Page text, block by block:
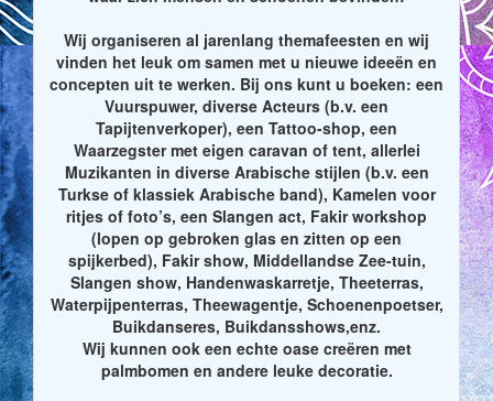
Wij organiseren al jarenlang themafeesten en wij
vinden het leuk om samen met u nieuwe ideeën en
concepten uit te werken. Bij ons kunt u boeken: een
Vuurspuwer, diverse Acteurs (b.v. een
Tapijtenverkoper), een Tattoo-shop, een
Waarzegster met eigen caravan of tent, allerlei
Muzikanten in diverse Arabische stijlen (b.v. een
Turkse of klassiek Arabische band), Kamelen voor
ritjes of foto’s, een Slangen act, Fakir workshop
(lopen op gebroken glas en zitten op een
spijkerbed), Fakir show, Middellandse Zee-tuin,
Slangen show, Handenwaskarretje, Theeterras,
Waterpijpenterras, Theewagentje, Schoenenpoetser,
Buikdanseres, Buikdansshows,enz.
Wij kunnen ook een echte oase creëren met
palmbomen en andere leuke decoratie.